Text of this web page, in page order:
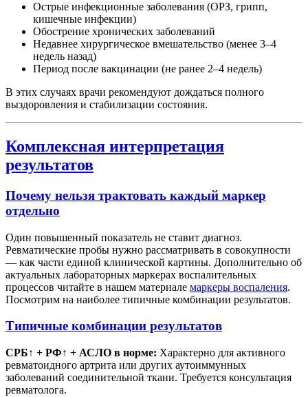
Острые инфекционные заболевания (ОРЗ, грипп,
кишечные инфекции)
Обострение хронических заболеваний
Недавнее хирургическое вмешательство (менее 3–4
недель назад)
Период после вакцинации (не ранее 2–4 недель)
В этих случаях врачи рекомендуют дождаться полного
выздоровления и стабилизации состояния.
Комплексная интерпретация
результатов
Почему нельзя трактовать каждый маркер
отдельно
Один повышенный показатель не ставит диагноз.
Ревматические пробы нужно рассматривать в совокупности
— как части единой клинической картины. Дополнительно об
актуальных лабораторных маркерах воспалительных
процессов читайте в нашем материале маркеры воспаления.
Посмотрим на наиболее типичные комбинации результатов.
Типичные комбинации результатов
СРБ↑ + РФ↑ + АСЛО в норме: Характерно для активного
ревматоидного артрита или других аутоиммунных
заболеваний соединительной ткани. Требуется консультация
ревматолога.